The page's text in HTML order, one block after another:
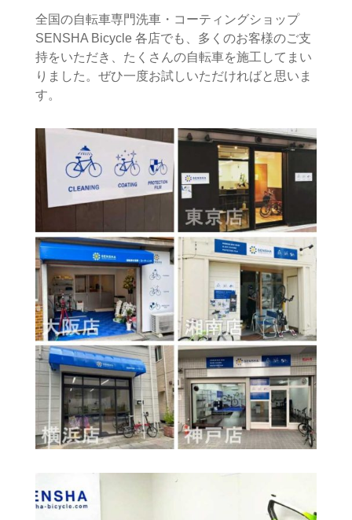
全国の自転車専門洗車・コーティングショップ
SENSHA Bicycle 各店でも、多くのお客様のご支
持をいただき、たくさんの自転車を施工してまい
りました。ぜひ一度お試しいただければと思いま
す。